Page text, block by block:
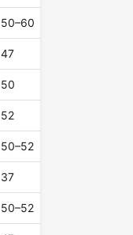
50–60
47
50
52
50–52
37
50–52